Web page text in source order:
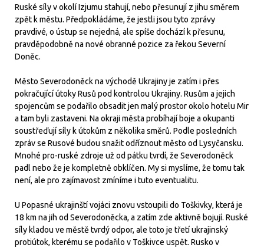
Ruské síly v okolí Izjumu stahují, nebo přesunují z jihu směrem
zpět k městu. Předpokládáme, že jestli jsou tyto zprávy
pravdivé, o ústup se nejedná, ale spíše dochází k přesunu,
pravděpodobně na nové obranné pozice za řekou Severní
Doněc.
Město Severodoněck na východě Ukrajiny je zatím i přes
pokračující útoky Rusů pod kontrolou Ukrajiny. Rusům a jejich
spojencům se podařilo obsadit jen malý prostor okolo hotelu Mir
a tam byli zastaveni. Na okraji města probíhají boje a okupanti
soustřeďují síly k útokům z několika směrů. Podle posledních
zpráv se Rusové budou snažit odříznout město od Lysyčansku.
Mnohé pro-ruské zdroje už od pátku tvrdí, že Severodoněck
padl nebo že je kompletně obklíčen. My si myslíme, že tomu tak
není, ale pro zajímavost zmíníme i tuto eventualitu.
U Popasné ukrajinští vojáci znovu vstoupili do Toškivky, která je
18 km na jih od Severodoněcka, a zatím zde aktivně bojují. Ruské
síly kladou ve městě tvrdý odpor, ale toto je třetí ukrajinský
protiútok, kterému se podařilo v Toškivce uspět. Rusko v